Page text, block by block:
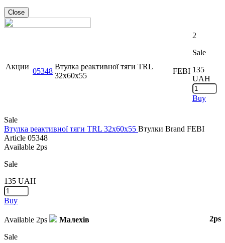
Close
Акции
05348
Втулка реактивної тяги TRL
32x60x55
FEBI
2
Sale
135
UAH
Buy
Sale
Втулка реактивної тяги TRL 32x60x55 Втулки Brand FEBI
Article 05348
Available 2ps
Sale
135 UAH
Buy
Available 2ps Малехів 2ps
Sale